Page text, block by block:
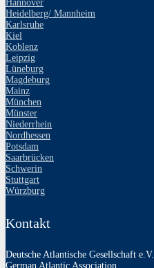
Hannover
Heidelberg/ Mannheim
Karlsruhe
Kiel
Koblenz
Leipzig
Lüneburg
Magdeburg
Mainz
München
Münster
Niederrhein
Nordhessen
Potsdam
Saarbrücken
Schwerin
Stuttgart
Würzburg
Kontakt
Deutsche Atlantische Gesellschaft e.V.
German Atlantic Association